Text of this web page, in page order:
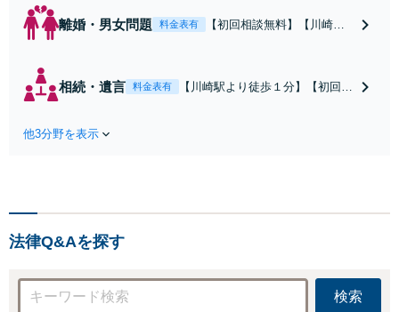
離婚・男女問題 料金表有
【初回相談無料】【川崎駅
割・婚姻費用・養育費・財
相続・遺言 料金表有
【川崎駅より徒歩１分】【初回相
他3分野を表示
法律Q&Aを探す
検索